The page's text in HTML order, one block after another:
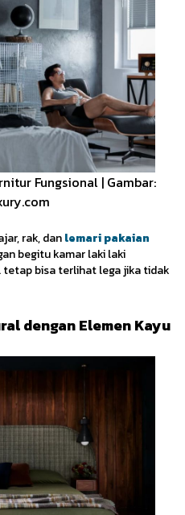
Fungsional | Gambar:
rak, danlemari pakaian
begitu kamar laki laki
tetap bisa terlihat lega jika tidak
dengan Elemen Kayu